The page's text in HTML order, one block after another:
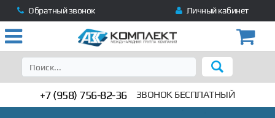
Обратный звонок Личный кабинет
+7 (958) 756-82-36 ЗВОНОК БЕСПЛАТНЫЙ